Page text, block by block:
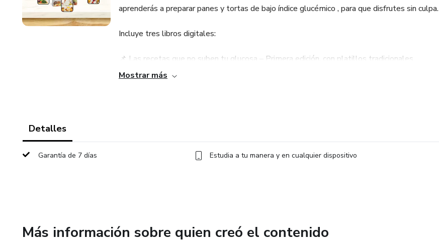
aprenderás a preparar panes y tortas de bajo índice glucémico , para que disfrutes sin culpa.
Incluye tres libros digitales:
📌 Las recetas que no suben tu glucosa – Primera edición, con platillos tradicionales
adaptados a un estilo de vida saludable.
💡 Recupera el placer de comer sin miedo. ¡Descárgalos ahora y transforma tu
Mostrar más
Detalles
Garantía de 7 días Estudia a tu manera y en cualquier dispositivo
Más información sobre quien creó el contenido